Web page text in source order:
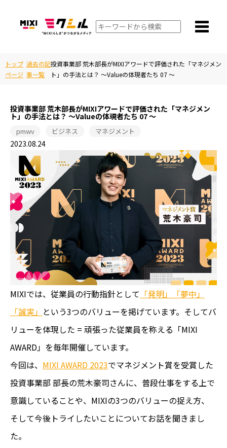
トップ
ページ
過去の記
事一覧
投資事業部 荒木部長がMIXIアワードで評価された「マネジメン
ト」の手法とは？ ～Valueの体現者たち 07 ～
投資事業部 荒木部長がMIXIアワードで評価された「マネジメン
ト」の手法とは？ ～Valueの体現者たち 07 ～
pmwv ビジネス マネジメント
2023.08.24
MIXIでは、従業員の行動指針として 「発明」「夢中」
「誠実」 という3つのバリューを掲げています。そしてバ
リューを体現した = 頑張った従業員を称える「MIXI
AWARD」を毎年開催しています。
今回は、 MIXI AWARD 2023でマネジメント賞を受賞した
投資事業部 部長の荒木豪司さんに、普段仕事をする上で
意識していることや、MIXIの3つのバリューの捉え方、
そして今後トライしたいことについてお話を聞きまし
た。